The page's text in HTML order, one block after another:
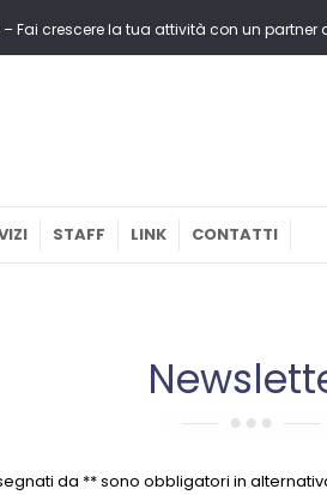
Fai crescere la tua attività con un partner
STAFF LINK CONTATTI
da ** sono obbligatori in